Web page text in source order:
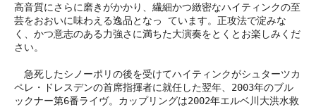
高音質にさらに磨きがかかり、繊細かつ緻密なハイティンクの至
芸をおおいに味わえる逸品となっ ています。正攻法で淀みな
く、かつ意志のある力強さに満ちた大演奏をとくとお楽しみくだ
さい。
急死したシノーポリの後を受けてハイティンクがシュターツカ
ペレ・ドレスデンの首席指揮者に就任した翌年、2003年のブル
ックナー第6番ライヴ。カップリングは2002年エルベ川大洪水救